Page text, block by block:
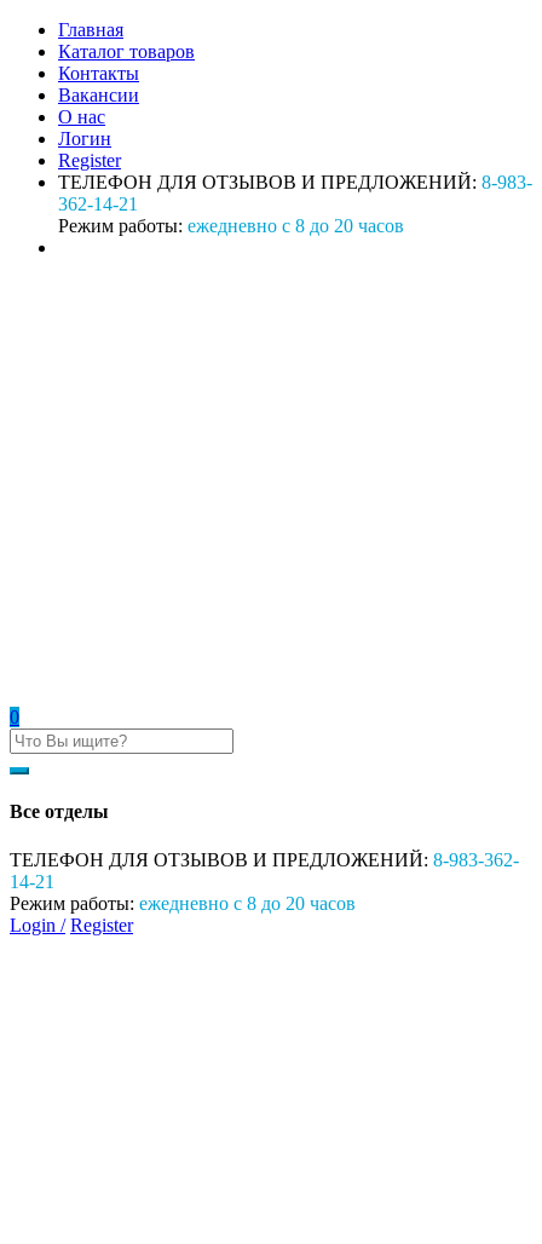
Главная
Каталог товаров
Контакты
Вакансии
О нас
Логин
Register
ТЕЛЕФОН ДЛЯ ОТЗЫВОВ И ПРЕДЛОЖЕНИЙ: 8-983-
362-14-21
Режим работы: ежедневно с 8 до 20 часов
0
Все отделы
ТЕЛЕФОН ДЛЯ ОТЗЫВОВ И ПРЕДЛОЖЕНИЙ: 8-983-362-
14-21
Режим работы: ежедневно с 8 до 20 часов
Login / Register